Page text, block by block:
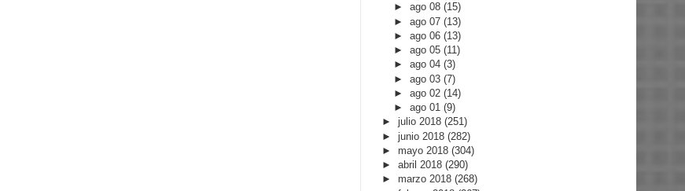
►ago 08(15)
►ago 07(13)
►ago 06(13)
►ago 05(11)
►ago 04(3)
►ago 03(7)
►ago 02(14)
►ago 01(9)
► julio 2018 (251)
► junio 2018 (282)
► mayo 2018 (304)
► abril 2018 (290)
► marzo 2018 (268)